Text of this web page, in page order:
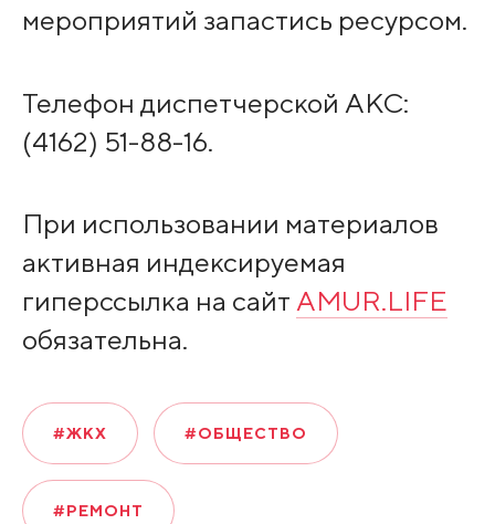
мероприятий запастись ресурсом.
Телефон диспетчерской АКС:
(4162) 51-88-16.
При использовании материалов
активная индексируемая
гиперссылка на сайт AMUR.LIFE
обязательна.
#ЖКХ #ОБЩЕСТВО
#РЕМОНТ